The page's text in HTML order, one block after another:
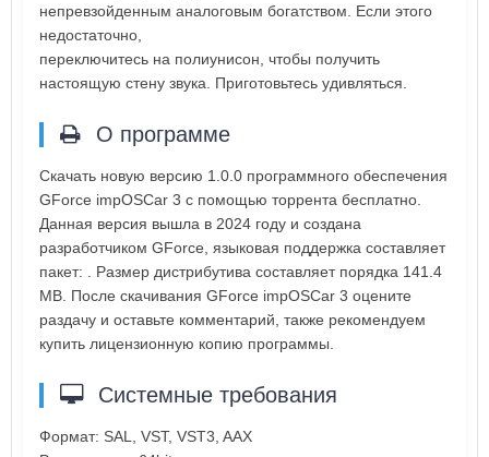
непревзойденным аналоговым богатством. Если этого
недостаточно,
переключитесь на полиунисон, чтобы получить
настоящую стену звука. Приготовьтесь удивляться.
О программе
Скачать новую версию 1.0.0 программного обеспечения
GForce impOSCar 3 с помощью торрента бесплатно.
Данная версия вышла в 2024 году и создана
разработчиком GForce, языковая поддержка составляет
пакет: . Размер дистрибутива составляет порядка 141.4
MB. После скачивания GForce impOSCar 3 оцените
раздачу и оставьте комментарий, также рекомендуем
купить лицензионную копию программы.
Системные требования
Формат: SAL, VST, VST3, AAX